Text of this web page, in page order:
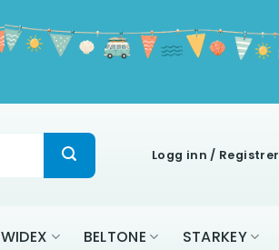
Logg inn / Registrer
WIDEX BELTONE STARKEY